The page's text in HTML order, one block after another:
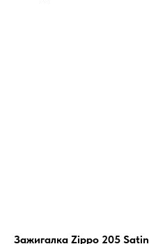
Зажигалка Zippo 205 Satin